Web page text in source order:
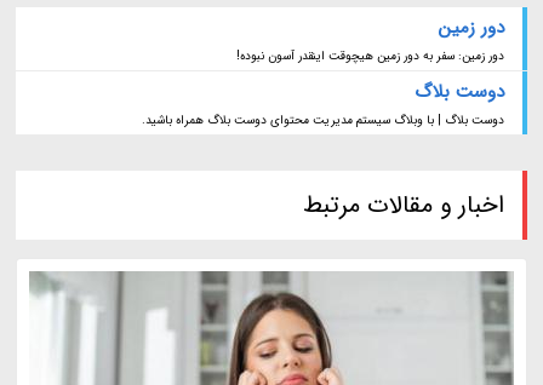
دور زمین
دور زمین: سفر به دور زمین هیچوقت اینقدر آسون نبوده!
دوست بلاگ
دوست بلاگ | با وبلاگ سیستم مدیریت محتوای دوست بلاگ همراه باشید.
اخبار و مقالات مرتبط